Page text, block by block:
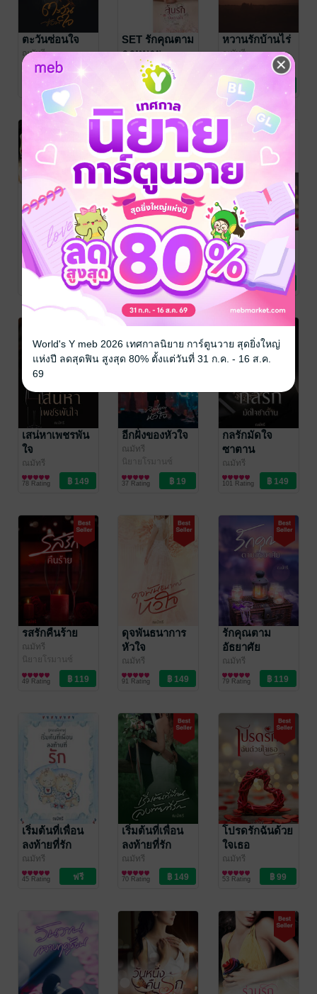
ตะวันซ่อนใจ
ณมัทรี
นิยายโรมานซ์
94 Rating
SET รักคุณตาม
กฎหมาย
ณมัทรี
นิยายโรมานซ์
7 Rating
หวานรักบ้านไร่
ณมัทรี
นิยายโรมานซ์
76 Rating
SET วันหนึ่งคืน
รัก
ณมัทรี
นิยายโรมานซ์
เมื่อลมพัดผ่าน
รัก
ณมัทรี
นิยายโรมานซ์
59 Rating
SET Love of
my life สายใย
แห่งรัก
ณมัทรี
นิยายโรมานซ์
10 Rating
เสน่หาเพชรพัน
ใจ
ณมัทรี
นิยายโรมานซ์
78 Rating
อีกฝั่งของหัวใจ
ณมัทรี
นิยายโรมานซ์
37 Rating
กลรักมัดใจ
ซาตาน
ณมัทรี
นิยายโรมานซ์
101 Rating
รสรักคืนร้าย
ณมัทรี
นิยายโรมานซ์
49 Rating
ดุจพันธนาการ
หัวใจ
ณมัทรี
นิยายโรมานซ์
91 Rating
รักคุณตาม
อัธยาศัย
ณมัทรี
นิยายโรมานซ์
79 Rating
เริ่มต้นที่เพื่อน
ลงท้ายที่รัก
(ตอนพิเศษ)
ณมัทรี
นิยายโรมานซ์
45 Rating
เริ่มต้นที่เพื่อน
ลงท้ายที่รัก
ณมัทรี
นิยายโรมานซ์
70 Rating
โปรดรักฉันด้วย
ใจเธอ
ณมัทรี
นิยายโรมานซ์
53 Rating
World's Y meb 2026 เทศกาลนิยาย การ์ตูนวาย สุดยิ่งใหญ่
แห่งปี ลดสุดฟิน สูงสุด 80% ตั้งแต่วันที่ 31 ก.ค. - 16 ส.ค.
69